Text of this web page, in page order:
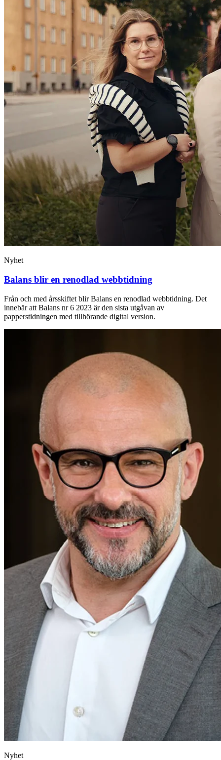
Nyhet
Balans blir en renodlad webbtidning
Från och med årsskiftet blir Balans en renodlad webbtidning. Det
innebär att Balans nr 6 2023 är den sista utgåvan av
papperstidningen med tillhörande digital version.
Nyhet